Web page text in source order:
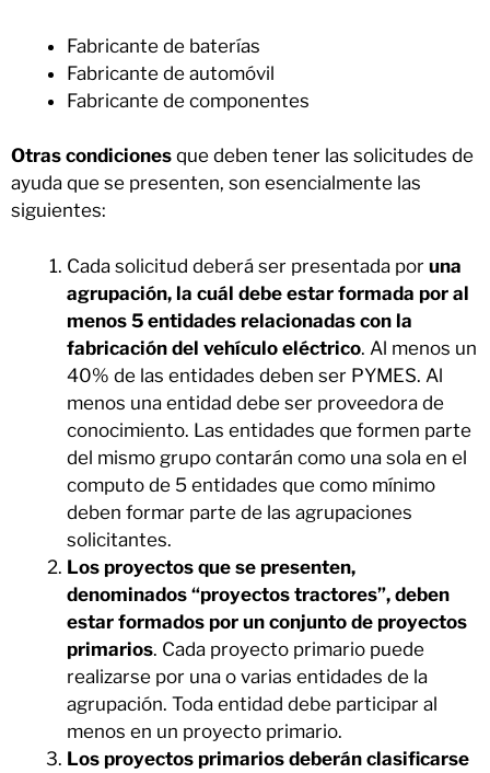
Fabricante de baterías
Fabricante de automóvil
Fabricante de componentes
Otras condiciones que deben tener las solicitudes de
ayuda que se presenten, son esencialmente las
siguientes:
Cada solicitud deberá ser presentada por una
agrupación, la cuál debe estar formada por al
menos 5 entidades relacionadas con la
fabricación del vehículo eléctrico. Al menos un
40% de las entidades deben ser PYMES. Al
menos una entidad debe ser proveedora de
conocimiento. Las entidades que formen parte
del mismo grupo contarán como una sola en el
computo de 5 entidades que como mínimo
deben formar parte de las agrupaciones
solicitantes.
Los proyectos que se presenten,
denominados “proyectos tractores”, deben
estar formados por un conjunto de proyectos
primarios. Cada proyecto primario puede
realizarse por una o varias entidades de la
agrupación. Toda entidad debe participar al
menos en un proyecto primario.
Los proyectos primarios deberán clasificarse